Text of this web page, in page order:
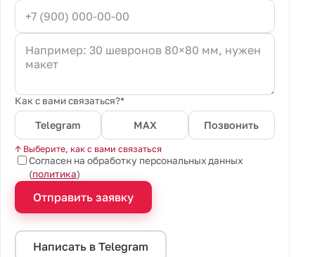
Как с вами связаться?*
Telegram MAX Позвонить
↑ Выберите, как с вами связаться
Согласен на обработку персональных данных
(политика)
Отправить заявку
Написать в Telegram